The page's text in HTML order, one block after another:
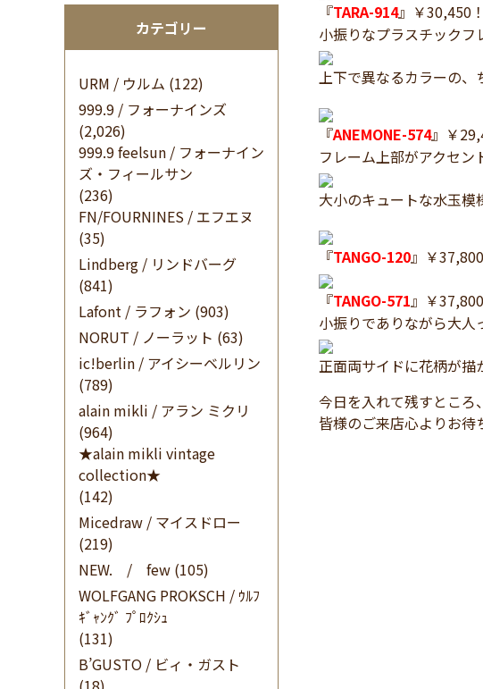
カテゴリー
URM / ウルム (122)
999.9 / フォーナインズ
(2,026)
999.9 feelsun / フォーナイン
ズ・フィールサン
(236)
FN/FOURNINES / エフエヌ
(35)
Lindberg / リンドバーグ
(841)
Lafont / ラフォン (903)
NORUT / ノーラット (63)
ic!berlin / アイシーベルリン
(789)
alain mikli / アラン ミクリ
(964)
★alain mikli vintage
collection★
(142)
Micedraw / マイスドロー
(219)
NEW. / few (105)
WOLFGANG PROKSCH / ｳﾙﾌ
ｷﾞｬﾝｸﾞ ﾌﾟﾛｸｼｭ
(131)
B’GUSTO / ビィ・ガスト
『TARA-914』￥30,450！
小振りなプラスチックフ
上下で異なるカラーの、
『ANEMONE-574』￥
フレーム上部がアクセン
大小のキュートな水玉模
『TANGO-120』￥37,800
『TANGO-571』￥37,800
小振りでありながら大人
正面両サイドに花柄が描
今日を入れて残すところ
皆様のご来店心よりお待